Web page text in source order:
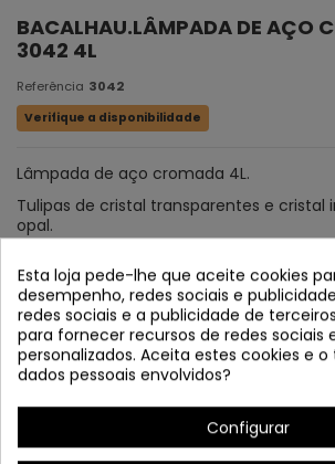
BACALHAU.LÂMPADA DE AÇO
3042 4L
Referência 3042
Verifique a disponibilidade
Lâmpada de aço cromada 4L.
Tulipas de cristal transparentes e cristal
opal.
Esta loja pede-lhe que aceite cookies
desempenho, redes sociais e
redes sociais e a publicidade de
para fornecer recursos de redes sociais
personalizados. Aceita estes cookies e
dados pessoais envolvidos?
Configurar